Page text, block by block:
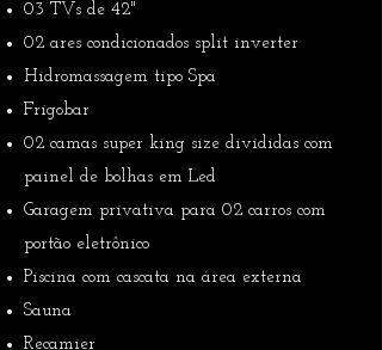
03 TVs de 42"
02 ares condicionados split inverter
Hidromassagem tipo Spa
Frigobar
02 camas super king size divididas com
painel de bolhas em Led
Garagem privativa para 02 carros com
portão eletrônico
Piscina com cascata na área externa
Sauna
Recamier